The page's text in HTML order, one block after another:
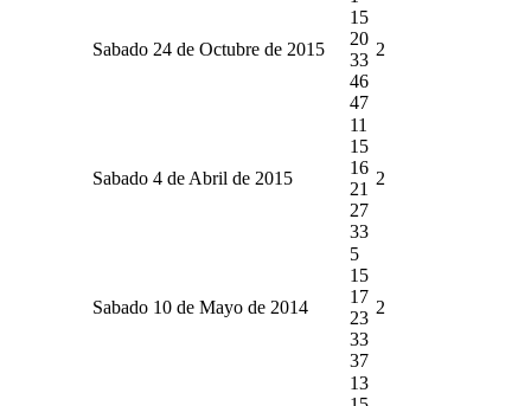
Sabado 24 de Octubre de 2015
15
20
33
46
47
2
Sabado 4 de Abril de 2015
11
15
16
21
27
33
2
Sabado 10 de Mayo de 2014
5
15
17
23
33
37
2
13